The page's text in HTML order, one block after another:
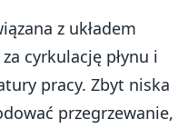
z układem
cyrkulację płynu i
pracy. Zbyt niska
przegrzewanie,